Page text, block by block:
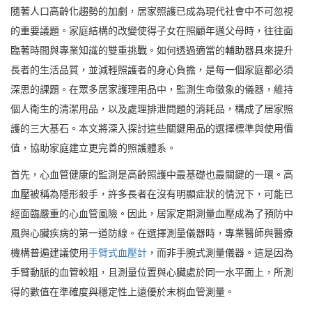
隨著人口高齡化趨勢的加劇，居家照護已成為現代社會中不可忽視
的重要議題。家庭結構的改變使得子女在照顧年邁父母時，往往面
臨著時間與專業知識的雙重挑戰。如何透過適當的輔助器具來提升
長者的生活品質，並減輕照護者的身心負擔，是每一個家庭都必須
深思的課題。在眾多居家護理用品中，監測生命徵象的儀器，維持
個人衛生的清潔用品，以及處理排泄問題的消耗品，構成了居家照
護的三大基石。本文將深入探討這些關鍵用品的選擇標準與使用價
值，協助家庭建立更完善的照護體系。
首先，心血管健康的監測是高齡照護中最基礎也最關鍵的一環。高
血壓被稱為隱形殺手，許多長者在沒有明顯症狀的情況下，可能已
經面臨嚴重的心血管風險。因此，居家定期測量血壓成為了預防中
風與心臟疾病的第一道防線。在選擇測量儀器時，專業醫師與醫療
機構普遍建議使用手臂式血壓計 ，而非手腕式測量儀器。這是因為
手臂動脈的血管較粗，且測量位置與心臟處於同一水平面上，所測
得的數值在準確度與穩定性上遠優於末梢血管測量。